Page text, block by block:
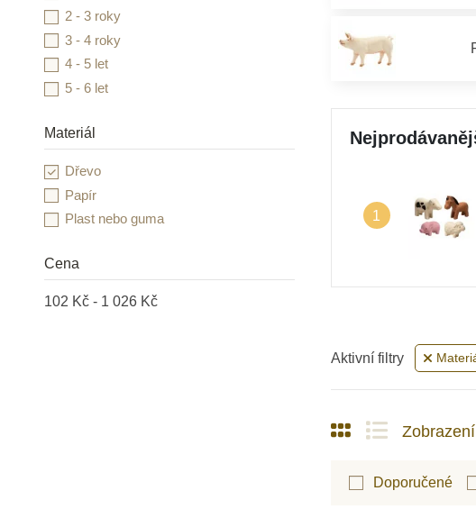
1
Aktivní filtry
Doporučené
2 - 3 roky
3 - 4 roky
4 - 5 let
5 - 6 let
Materiál
Dřevo
Papír
Plast nebo guma
Cena
102 Kč - 1 026 Kč